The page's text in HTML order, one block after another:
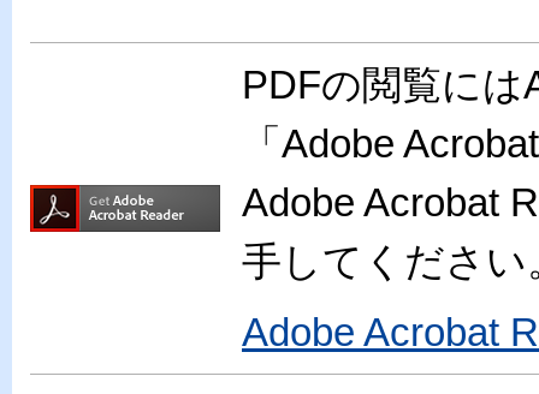
PDFの閲覧に
「Adobe
Adobe Acrobat
手してください
Adobe Acrobat